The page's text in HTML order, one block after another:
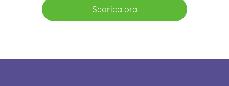
Scarica ora